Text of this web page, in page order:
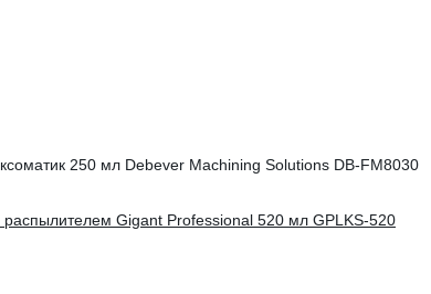
250 мл Debever Machining Solutions DB-FM8030